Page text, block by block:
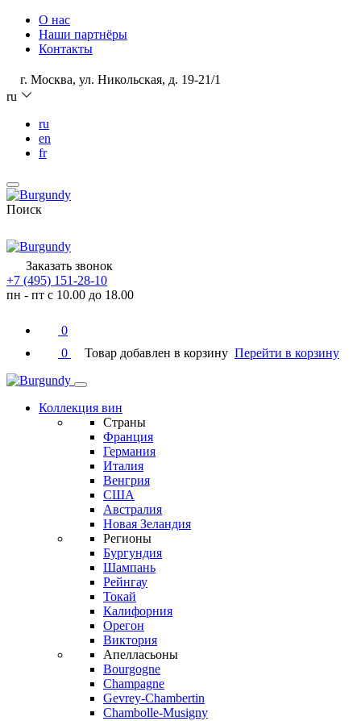
О нас
Наши партнёры
Контакты
г. Москва, ул. Никольская, д. 19-21/1
ru
ru
en
fr
Поиск
Заказать звонок
+7 (495) 151-28-10
пн - пт с 10.00 до 18.00
0
0
Товар добавлен в корзину Перейти в корзину
Коллекция вин
Страны
Франция
Германия
Италия
Венгрия
США
Австралия
Новая Зеландия
Регионы
Бургундия
Шампань
Рейнгау
Токай
Калифорния
Орегон
Виктория
Апелласьоны
Bourgogne
Champagne
Gevrey-Chambertin
Chambolle-Musigny